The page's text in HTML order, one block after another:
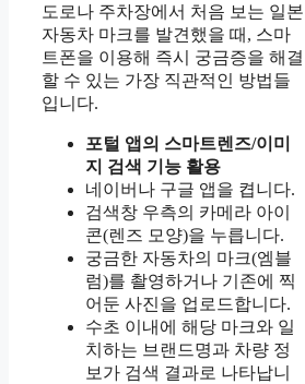
도로나 주차장에서 처음 보는 일본
자동차 마크를 발견했을 때, 스마
트폰을 이용해 즉시 궁금증을 해결
할 수 있는 가장 직관적인 방법들
입니다.
포털 앱의 스마트렌즈/이미
지 검색 기능 활용
네이버나 구글 앱을 켭니다.
검색창 우측의 카메라 아이
콘(렌즈 모양)을 누릅니다.
궁금한 자동차의 마크(엠블
럼)를 촬영하거나 기존에 찍
어둔 사진을 업로드합니다.
수초 이내에 해당 마크와 일
치하는 브랜드명과 차량 정
보가 검색 결과로 나타납니